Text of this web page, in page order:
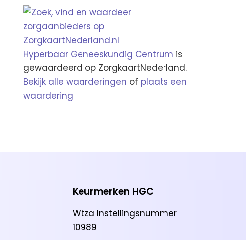
Hyperbaar Geneeskundig Centrum is
gewaardeerd op ZorgkaartNederland.
Bekijk alle waarderingen of plaats een
waardering
Keurmerken HGC
Wtza Instellingsnummer
10989